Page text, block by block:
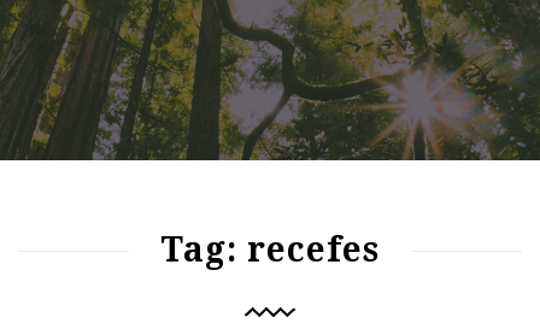
Tag: recefes